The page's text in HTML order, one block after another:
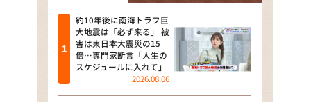
これ余談なんですけど・・・
～人生密着トークバラエティ！
～ やすとものいたって真剣です
探偵！ナイトスクープ
約10年後に南海トラフ巨
大地震は「必ず来る」 被
害は東日本大震災の15
倍…専門家断言「人生の
スケジュールに入れて」
2026.08.06